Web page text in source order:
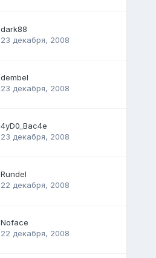
dark88
23 декабря, 2008
dembel
23 декабря, 2008
4yD0_Bac4e
23 декабря, 2008
Rundel
22 декабря, 2008
Noface
22 декабря, 2008